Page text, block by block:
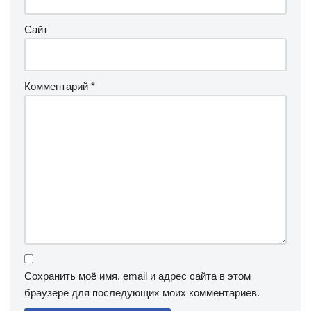
Сайт
Комментарий *
Сохранить моё имя, email и адрес сайта в этом
браузере для последующих моих комментариев.